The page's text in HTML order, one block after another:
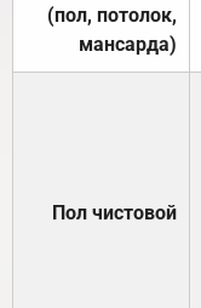
(пол, потолок,
мансарда)
Пол чистовой